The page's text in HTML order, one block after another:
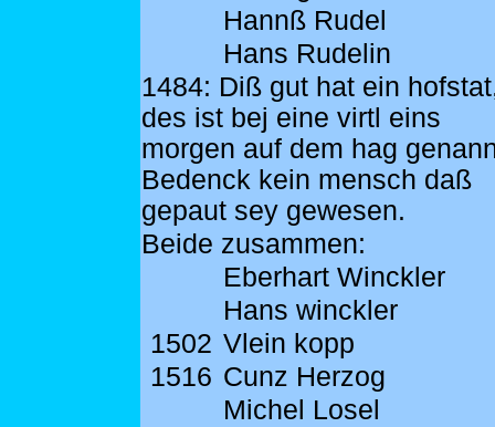
Hannß Rudel
Hans Rudelin
1484: Diß gut hat ein
des ist bej eine virtl eins
morgen auf dem hag
Bedenck kein mensch daß
gepaut sey gewesen.
Beide zusammen:
Eberhart Winckler
Hans winckler
1502 Vlein kopp
1516 Cunz Herzog
Michel Losel